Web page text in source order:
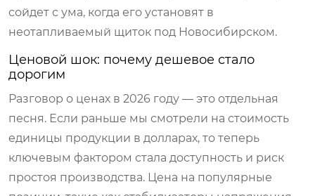
сойдет с ума, когда его установят в
неотапливаемый щиток под Новосибирском.
Ценовой шок: почему дешевое стало
дорогим
Разговор о ценах в 2026 году — это отдельная
песня. Если раньше мы смотрели на стоимость
единицы продукции в долларах, то теперь
ключевым фактором стала доступность и риск
простоя производства. Цена на популярные